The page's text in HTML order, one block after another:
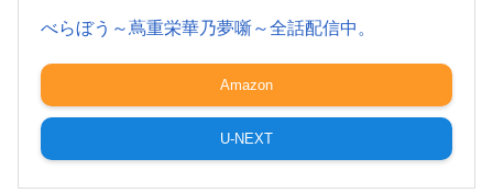
べらぼう～蔦重栄華乃夢噺～全話配信中。
Amazon
U-NEXT